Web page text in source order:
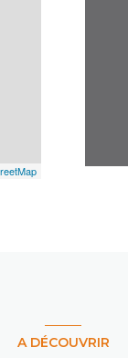
A DÉCOUVRIR